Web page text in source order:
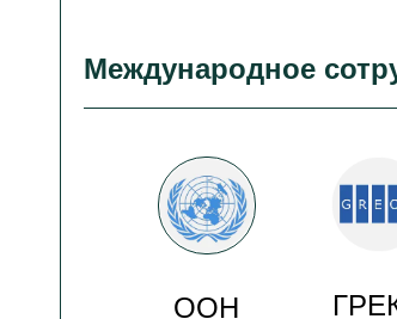
Международное
ООН